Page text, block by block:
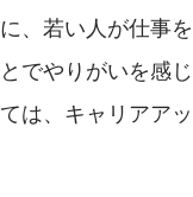
、若い人が仕事を
でやりがいを感じ
は、キャリアアッ